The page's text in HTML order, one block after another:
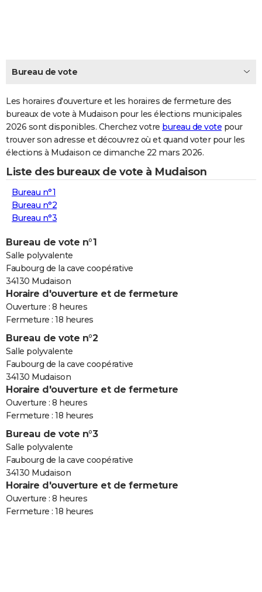
Carte de Noël
Carte Bonne année
Carte Saint-Valentin
Carte Pâques
Carte d'anniversaire
DICTIONNAIRE
Dictionnaire
Biographies
Citations
Expressions
Proverbes
PROGRAMME TV
COPAINS D'AVANT
S'inscrire
Se connecter
Lycées
Collèges
Primaires
Universités
Entreprises
Service militaire
Avis de recherche
AVIS DE DÉCÈS
FORUM
Bricolage
Lifestyle
Culture
Sport
Auto
Television
Voyage
Cinema
Bureau de vote
Les horaires d'ouverture et les horaires de fermeture des
bureaux de vote à Mudaison pour les élections municipales
2026 sont disponibles. Cherchez votre bureau de vote pour
trouver son adresse et découvrez où et quand voter pour les
élections à Mudaison ce dimanche 22 mars 2026.
Liste des bureaux de vote à Mudaison
Bureau n°1
Bureau n°2
Bureau n°3
Bureau de vote n°1
Salle polyvalente
Faubourg de la cave coopérative
34130 Mudaison
Horaire d'ouverture et de fermeture
Ouverture : 8 heures
Fermeture : 18 heures
Bureau de vote n°2
Salle polyvalente
Faubourg de la cave coopérative
34130 Mudaison
Horaire d'ouverture et de fermeture
Ouverture : 8 heures
Fermeture : 18 heures
Bureau de vote n°3
Salle polyvalente
Faubourg de la cave coopérative
34130 Mudaison
Horaire d'ouverture et de fermeture
Ouverture : 8 heures
Fermeture : 18 heures